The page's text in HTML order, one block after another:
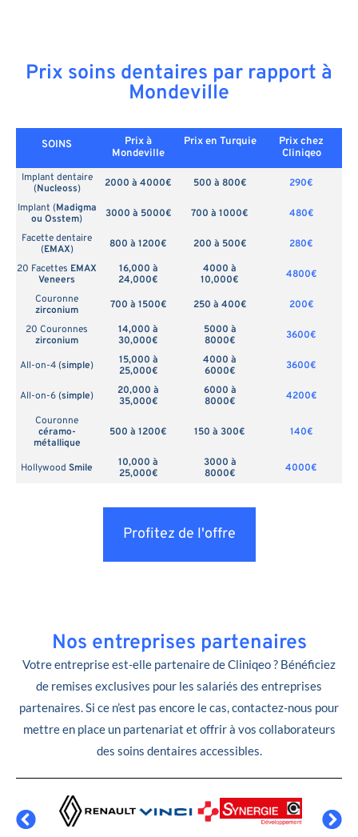
Prix soins dentaires par rapport à
Mondeville
SOINS
Prix à
Mondeville
Prix en Turquie
Prix chez
Cliniqeo
Implant dentaire
(Nucleoss) 2000 à 4000€ 500 à 800€
290€
Implant (Madigma
ou Osstem) 3000 à 5000€ 700 à 1000€
480€
Facette dentaire
(EMAX) 800 à 1200€ 200 à 500€
280€
20 Facettes EMAX
Veneers
16,000 à
24,000€
4000 à
10,000€
4800€
Couronne
zirconium
700 à 1500€ 250 à 400€
200€
20 Couronnes
zirconium
14,000 à
30,000€
5000 à
8000€
3600€
All-on-4 (simple)
15,000 à
25,000€
4000 à
6000€
3600€
All-on-6 (simple)
20,000 à
35,000€
6000 à
8000€
4200€
Couronne
céramo-
métallique
500 à 1200€ 150 à 300€ 140€
Hollywood Smile
10,000 à
25,000€
3000 à
8000€
4000€
Profitez de l'offre
Nos entreprises partenaires
Votre entreprise est-elle partenaire de Cliniqeo ? Bénéficiez
de remises exclusives pour les salariés des entreprises
partenaires. Si ce n’est pas encore le cas, contactez-nous pour
mettre en place un partenariat et offrir à vos collaborateurs
des soins dentaires accessibles.